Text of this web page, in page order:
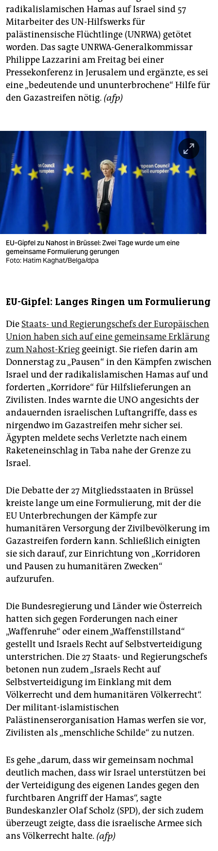
radikalislamischen Hamas auf Israel sind 57
Mitarbeiter des UN-Hilfswerks für
palästinensische Flüchtlinge (UNRWA) getötet
worden. Das sagte UNRWA-Generalkommissar
Philippe Lazzarini am Freitag bei einer
Pressekonferenz in Jerusalem und ergänzte, es sei
eine „bedeutende und ununterbrochene“ Hilfe für
den Gazastreifen nötig. (afp)
EU-Gipfel zu Nahost in Brüssel: Zwei Tage wurde um eine
gemeinsame Formulierung gerungen
Foto: Hatim Kaghat/Belga/dpa
EU-Gipfel: Langes Ringen um Formulierung
Die Staats- und Regierungschefs der Europäischen
Union haben sich auf eine gemeinsame Erklärung
zum Nahost-Krieg geeinigt. Sie riefen darin am
Donnerstag zu „Pausen“ in den Kämpfen zwischen
Israel und der radikalislamischen Hamas auf und
forderten „Korridore“ für Hilfslieferungen an
Zivilisten. Indes warnte die UNO angesichts der
andauernden israelischen Luftangriffe, dass es
nirgendwo im Gazastreifen mehr sicher sei.
Ägypten meldete sechs Verletzte nach einem
Raketeneinschlag in Taba nahe der Grenze zu
Israel.
Die Debatte der 27 Mitgliedsstaaten in Brüssel
kreiste lange um eine Formulierung, mit der die
EU Unterbrechungen der Kämpfe zur
humanitären Versorgung der Zivilbevölkerung im
Gazastreifen fordern kann. Schließlich einigten
sie sich darauf, zur Einrichtung von „Korridoren
und Pausen zu humanitären Zwecken“
aufzurufen.
Die Bundesregierung und Länder wie Österreich
hatten sich gegen Forderungen nach einer
„Waffenruhe“ oder einem „Waffenstillstand“
gestellt und Israels Recht auf Selbstverteidigung
unterstrichen. Die 27 Staats- und Regierungschefs
betonen nun zudem „Israels Recht auf
Selbstverteidigung im Einklang mit dem
Völkerrecht und dem humanitären Völkerrecht“.
Der militant-islamistischen
Palästinenserorganisation Hamas werfen sie vor,
Zivilisten als „menschliche Schilde“ zu nutzen.
Es gehe „darum, dass wir gemeinsam nochmal
deutlich machen, dass wir Israel unterstützen bei
der Verteidigung des eigenen Landes gegen den
furchtbaren Angriff der Hamas“, sagte
Bundeskanzler Olaf Scholz (SPD), der sich zudem
überzeugt zeigte, dass die israelische Armee sich
ans Völkerrecht halte. (afp)